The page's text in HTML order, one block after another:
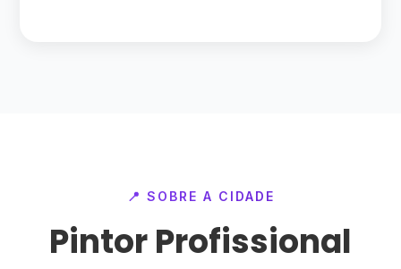
📍 SOBRE A CIDADE
Pintor Profissional